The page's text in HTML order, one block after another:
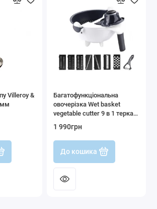
Villeroy &
мм
Багатофункціональна
овочерізка Wet basket
vegetable cutter 9 в 1 терка
овочів
1 990грн
До кошика